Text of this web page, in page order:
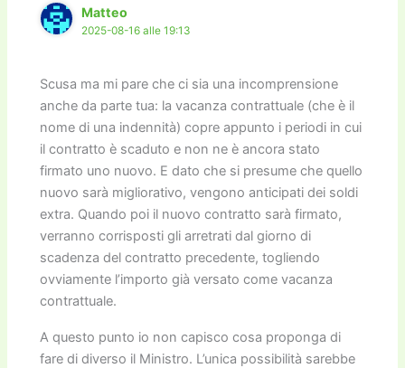
Matteo
2025-08-16 alle 19:13
Scusa ma mi pare che ci sia una incomprensione
anche da parte tua: la vacanza contrattuale (che è il
nome di una indennità) copre appunto i periodi in cui
il contratto è scaduto e non ne è ancora stato
firmato uno nuovo. E dato che si presume che quello
nuovo sarà migliorativo, vengono anticipati dei soldi
extra. Quando poi il nuovo contratto sarà firmato,
verranno corrisposti gli arretrati dal giorno di
scadenza del contratto precedente, togliendo
ovviamente l’importo già versato come vacanza
contrattuale.
A questo punto io non capisco cosa proponga di
fare di diverso il Ministro. L’unica possibilità sarebbe